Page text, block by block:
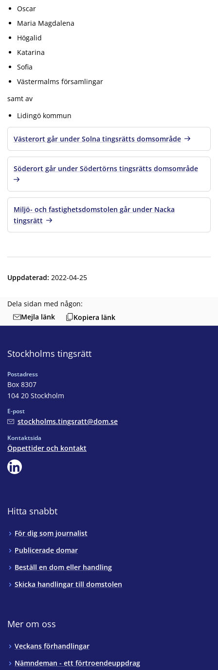
Oscar
Maria Magdalena
Högalid
Katarina
Sofia
Västermalms församlingar
samt av
Lidingö kommun
Västerort går under Solna tingsrätts domsområde
Söderort går under Södertörns tingsrätts domsområde
Miljö- och fastighetsdomstolen går under Nacka
tingsrätt
Uppdaterad: 2022-04-25
Dela sidan med någon:
Mejla länk
Kopiera länk
Stockholms tingsrätt
Postadress
Box 8307
104 20 Stockholm
E-post
stockholms.tingsratt@dom.se
Kontaktsida
Öppettider och kontakt
Hitta snabbt
För dig som journalist
Publicerade domar
Beställ en dom eller handling
Skicka handlingar till domstolen
Mer om oss
Veckans förhandlingar
Nämndeman - ett förtroendeuppdrag